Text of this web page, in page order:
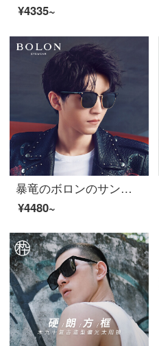
¥4335~
暴竜のボロンのサングラスの王俊凱の同じタイプの男性の偏光の太陽のメガネD形の枠のサングラスのBL 6081 C 10
¥4480~